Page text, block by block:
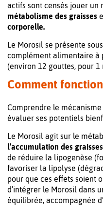
actifs sont censés jouer un
métabolisme des graisses
corporelle.
Le Morosil se présente
complément alimentaire à
(environ 12 gouttes, pour
Comment
Comprendre le
évaluer ses potentiels
Le Morosil agit sur le
l’accumulation des
de réduire la lipogenèse
favoriser la lipolyse
pour que ces effets soient
d’intégrer le Morosil dans
équilibrée, accompagnée